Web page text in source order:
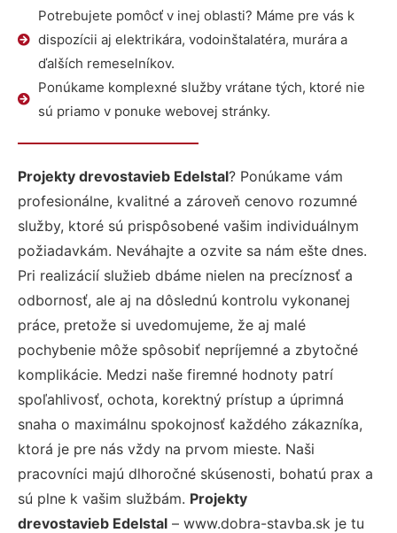
Potrebujete pomôcť v inej oblasti? Máme pre vás k
dispozícii aj elektrikára, vodoinštalatéra, murára a
ďalších remeselníkov.
Ponúkame komplexné služby vrátane tých, ktoré nie
sú priamo v ponuke webovej stránky.
Projekty drevostavieb Edelstal? Ponúkame vám
profesionálne, kvalitné a zároveň cenovo rozumné
služby, ktoré sú prispôsobené vašim individuálnym
požiadavkám. Neváhajte a ozvite sa nám ešte dnes.
Pri realizácií služieb dbáme nielen na precíznosť a
odbornosť, ale aj na dôslednú kontrolu vykonanej
práce, pretože si uvedomujeme, že aj malé
pochybenie môže spôsobiť nepríjemné a zbytočné
komplikácie. Medzi naše firemné hodnoty patrí
spoľahlivosť, ochota, korektný prístup a úprimná
snaha o maximálnu spokojnosť každého zákazníka,
ktorá je pre nás vždy na prvom mieste. Naši
pracovníci majú dlhoročné skúsenosti, bohatú prax a
sú plne k vašim službám. Projekty
drevostavieb Edelstal – www.dobra-stavba.sk je tu